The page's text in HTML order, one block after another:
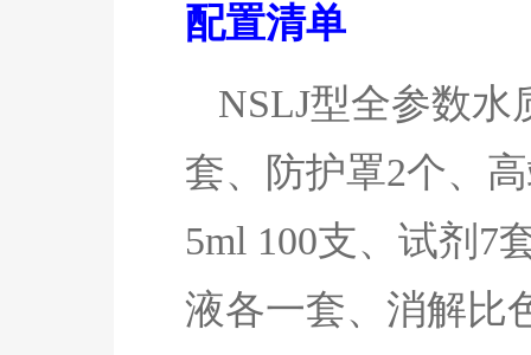
配置清单
NSLJ型全参数水
套、防护罩2个、
5ml 100支、试剂7
液各一套、消解比